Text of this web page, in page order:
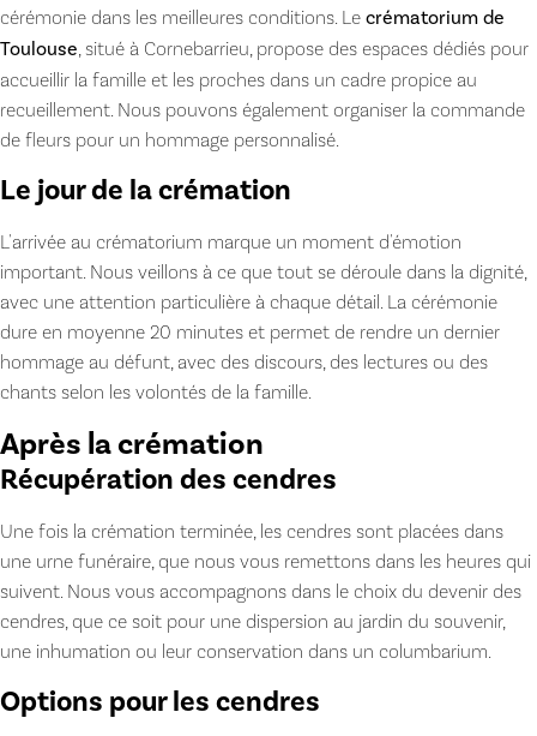
cérémonie dans les meilleures conditions. Le crématorium de
Toulouse, situé à Cornebarrieu, propose des espaces dédiés pour
accueillir la famille et les proches dans un cadre propice au
recueillement. Nous pouvons également organiser la commande
de fleurs pour un hommage personnalisé.
Le jour de la crémation
L'arrivée au crématorium marque un moment d'émotion
important. Nous veillons à ce que tout se déroule dans la dignité,
avec une attention particulière à chaque détail. La cérémonie
dure en moyenne 20 minutes et permet de rendre un dernier
hommage au défunt, avec des discours, des lectures ou des
chants selon les volontés de la famille.
Après la crémation
Récupération des cendres
Une fois la crémation terminée, les cendres sont placées dans
une urne funéraire, que nous vous remettons dans les heures qui
suivent. Nous vous accompagnons dans le choix du devenir des
cendres, que ce soit pour une dispersion au jardin du souvenir,
une inhumation ou leur conservation dans un columbarium.
Options pour les cendres